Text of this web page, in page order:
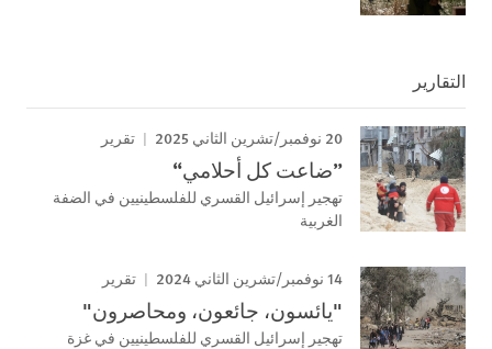
التقارير
20 نوفمبر/تشرين الثاني 2025 تقرير
”ضاعت كل أحلامي“
تهجير إسرائيل القسري للفلسطينيين في الضفة
الغربية
14 نوفمبر/تشرين الثاني 2024 تقرير
"يائسون، جائعون، ومحاصرون"
تهجير إسرائيل القسري للفلسطينيين في غزة